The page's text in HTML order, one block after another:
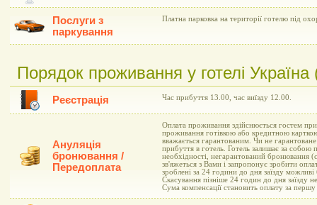
Послуги з
паркування
Платна парковка на території готелю під
Порядок проживання у готелі
Реєстрація Час прибуття 13.00, час виїзду 12.00.
Ануляція
бронювання /
Передоплата
Оплата проживання здійснюється гостем
проживання готівкою або кредитною
вважається гарантованим. Чи не
прибуття в готель. Готель залишає за собою
необхідності, негарантований бронювання
зв'яжеться з Вами і запропонує зробити
зроблені за 24 години до дня заїзду можливі
Скасування пізніше 24 годин до дня заїзду
Сума компенсації становить оплату за